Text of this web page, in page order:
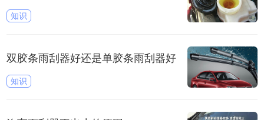
知识
双胶条雨刮器好还是单胶条雨刮器好
知识